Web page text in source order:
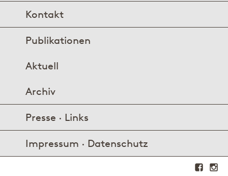
Kontakt
Publikationen
Aktuell
Archiv
Presse · Links
Impressum · Datenschutz